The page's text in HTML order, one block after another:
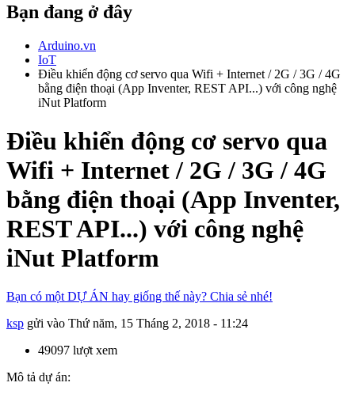
Bạn đang ở đây
Arduino.vn
IoT
Điều khiển động cơ servo qua Wifi + Internet / 2G / 3G / 4G
bằng điện thoại (App Inventer, REST API...) với công nghệ
iNut Platform
Điều khiển động cơ servo qua
Wifi + Internet / 2G / 3G / 4G
bằng điện thoại (App Inventer,
REST API...) với công nghệ
iNut Platform
Bạn có một DỰ ÁN hay giống thế này? Chia sẻ nhé!
ksp gửi vào Thứ năm, 15 Tháng 2, 2018 - 11:24
49097 lượt xem
Mô tả dự án: